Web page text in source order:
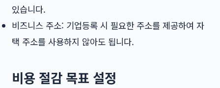
있습니다.
비즈니스 주소: 기업등록 시 필요한 주소를 제공하여 자
택 주소를 사용하지 않아도 됩니다.
비용 절감 목표 설정